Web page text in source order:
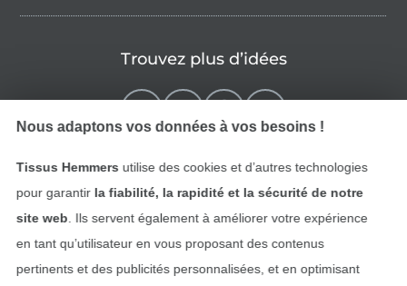
Trouvez plus d’idées
Nous adaptons vos données à vos besoins !
Tissus Hemmers utilise des cookies et d’autres technologies
pour garantir la fiabilité, la rapidité et la sécurité de notre
site web . Ils servent également à améliorer votre expérience
en tant qu’utilisateur en vous proposant des contenus
pertinents et des publicités personnalisées, et en optimisant